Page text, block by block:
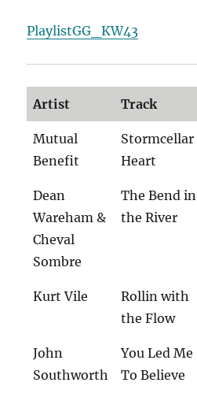
PlaylistGG_KW43
Artist Track
Mutual
Benefit
Stormcellar
Heart
Dean
Wareham &
Cheval
Sombre
The Bend in
the River
Kurt Vile
Rollin with
the Flow
John
Southworth
You Led Me
To Believe